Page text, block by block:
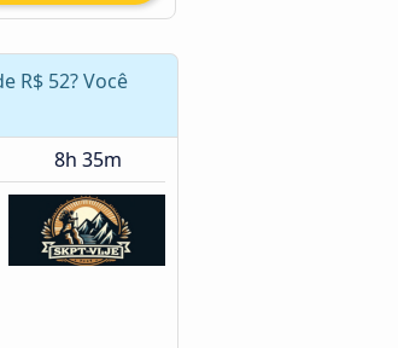
R$ 52? Você
8h 35m